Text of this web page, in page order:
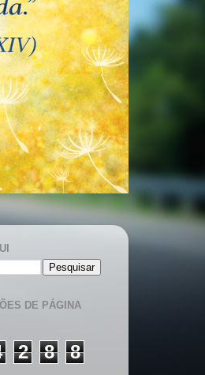
DE PÁGINA
2 8 8